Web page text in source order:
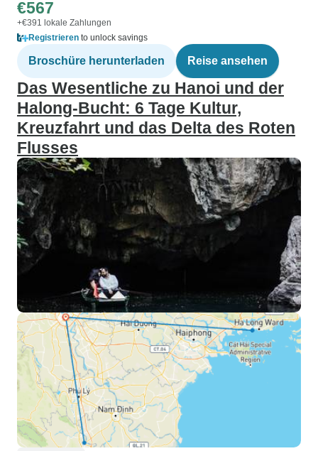
€567
+€391 lokale Zahlungen
Registrieren to unlock savings
Broschüre herunterladen Reise ansehen
Das Wesentliche zu Hanoi und der
Halong-Bucht: 6 Tage Kultur,
Kreuzfahrt und das Delta des Roten
Flusses